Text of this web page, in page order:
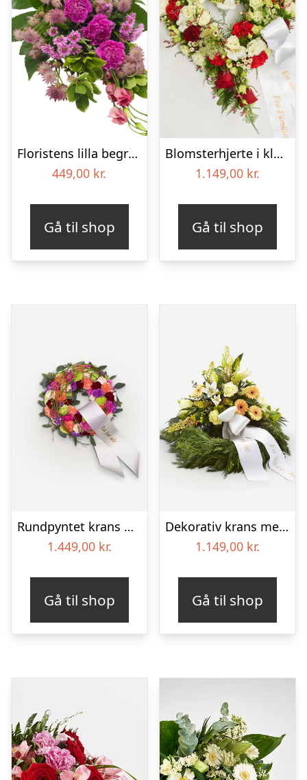
Floristens lilla begravelses­buket
449,00 kr.
Gå til shop
Blomsterhjerte i klassisk stil med bånd
1.149,00 kr.
Gå til shop
Rundpyntet krans med bånd
1.449,00 kr.
Gå til shop
Dekorativ krans med bånd
1.149,00 kr.
Gå til shop